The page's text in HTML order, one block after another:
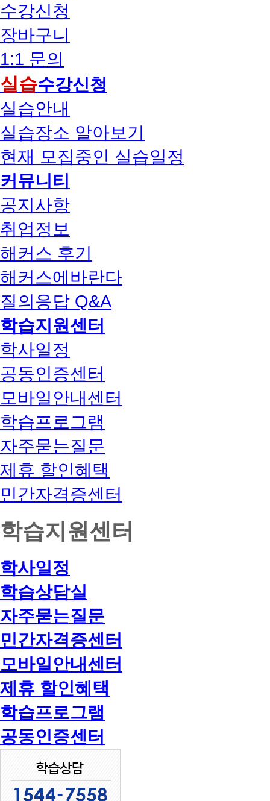
수강신청
장바구니
1:1 문의
실습수강신청
실습안내
실습장소 알아보기
현재 모집중인 실습일정
커뮤니티
공지사항
취업정보
해커스 후기
해커스에바란다
질의응답 Q&A
학습지원센터
학사일정
공동인증센터
모바일안내센터
학습프로그램
자주묻는질문
제휴 할인혜택
민간자격증센터
학습지원센터
학사일정
학습상담실
자주묻는질문
민간자격증센터
모바일안내센터
제휴 할인혜택
학습프로그램
공동인증센터